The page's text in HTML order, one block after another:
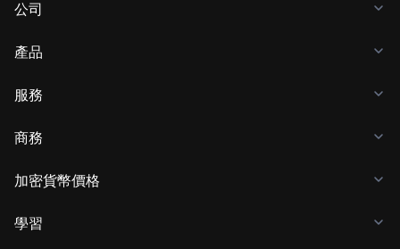
公司
產品
服務
商務
加密貨幣價格
學習